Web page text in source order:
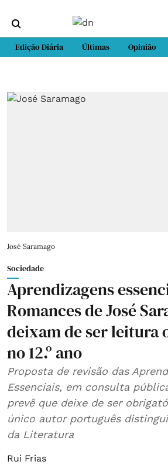
Edição Diária Últimas Opinião
José Saramago
Sociedade
Aprendizagens
Romances de José
deixam de ser leitura
no 12.º ano
Proposta de revisão das
Essenciais, em consulta
prevê que deixe de ser
único autor português
da Literatura
Rui Frias